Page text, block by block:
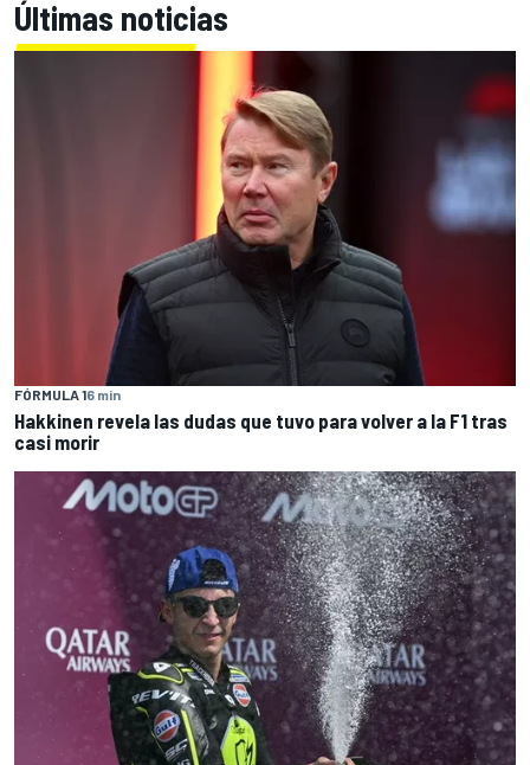
Últimas noticias
FÓRMULA 16 min
Hakkinen revela las dudas que tuvo para volver a la F1 tras
casi morir